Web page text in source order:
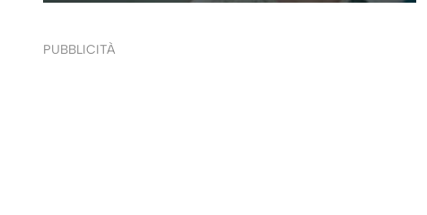
PUBBLICITÀ